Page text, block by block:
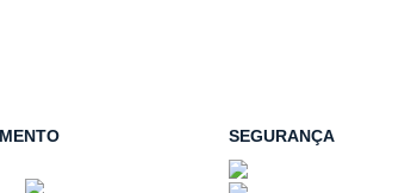
SEGURANÇA